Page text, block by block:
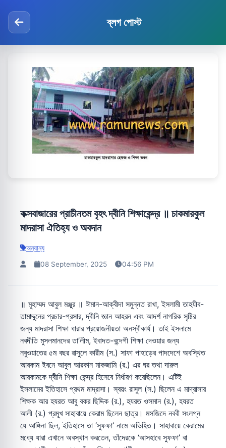
ব্লগ পোস্ট
কক্সবাজারের প্রাচীনতম বৃহৎ দ্বীনি শিক্ষাকেন্দ্র ॥ চাকমারকুল
মাদরাসা ঐতিহ্য ও অবদান
অন্যান্য
08 September, 2025 04:56 PM
॥ মুহাম্মদ আবুল মঞ্জুর ॥ ঈমান-আক্বীদা সমুন্নত রাখা, ইসলামী তাহযীব-
তামাদ্দুনের প্রচার-প্রসার, দ্বীনি জ্ঞান আহরন এবং আদর্শ নাগরিক সৃষ্টির
জন্য মাদরাসা শিক্ষা ধারার প্রয়োজনীয়তা অনস্বীকার্য। তাই ইসলামে
নবদীতি মুসলমানদের তা’লীম, ইবাদত-বন্দেগী শিক্ষা দেওয়ার জন্য
নবুওয়াতের ৫ম বছর রাসুলে কারীম (স.) সাফা পাহাড়ের পাদদেশে অবস্থিত
আরকাম ইবনে আবুল আরকান মাকজামি (র.) এর ঘর তথা দারুল
আরকামকে দ্বীনি শিক্ষা কেন্দ্র হিসেবে নির্ধারণ করেছিলেন। এটিই
ইসলামের ইতিহাসে প্রথম মাদ্রাসা। স্বয়ং রাসুল (স.) ছিলেন এ মাদ্রাসার
শিক্ষক আর হযরত আবু বকর ছিদ্দিক (র.), হযরত ওসমান (র.), হযরত
আলী (র.) প্রমূখ সাহাবায়ে কেরাম ছিলেন ছাত্র। মসজিদে নববী সংলগ্ন
যে আঙ্গিনা ছিল, ইতিহাসে তা ‘সুফফা’ নামে অভিহিত। সাহাবায়ে কেরামের
মধ্যে যারা এখানে অবস্থান করতেন, তাঁদেরকে ‘আসহাবে সুফফা’ বা